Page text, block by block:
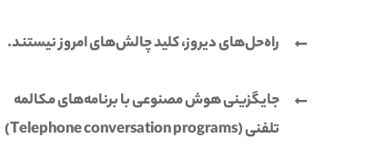
راه‌حل‌های دیروز، کلید چالش‌های امروز نیستند.
جایگزینی هوش مصنوعی با برنامه‌های مکالمه
تلفنی (Telephone conversation programs)